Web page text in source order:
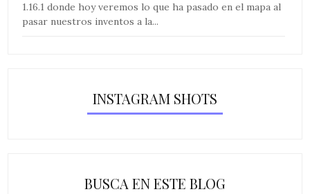
1.16.1 donde hoy veremos lo que ha pasado en el mapa al
pasar nuestros inventos a la...
INSTAGRAM SHOTS
BUSCA EN ESTE BLOG